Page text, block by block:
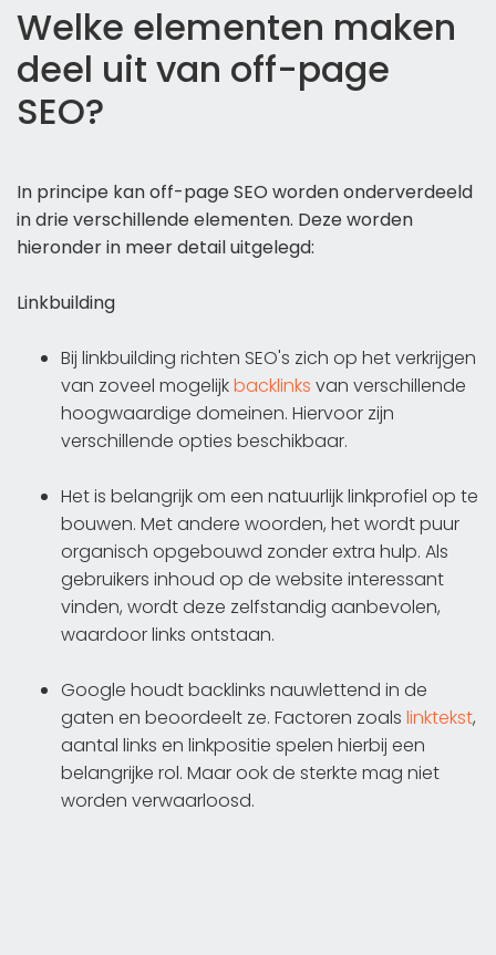
Welke elementen maken
deel uit van off-page
SEO?
In principe kan off-page SEO worden onderverdeeld
in drie verschillende elementen. Deze worden
hieronder in meer detail uitgelegd:
Linkbuilding
Bij linkbuilding richten SEO's zich op het verkrijgen
van zoveel mogelijkbacklinks van verschillende
hoogwaardige domeinen. Hiervoor zijn
verschillende opties beschikbaar.
Het is belangrijk om een natuurlijk linkprofiel op te
bouwen. Met andere woorden, het wordt puur
organisch opgebouwd zonder extra hulp. Als
gebruikers inhoud op de website interessant
vinden, wordt deze zelfstandig aanbevolen,
waardoor links ontstaan.
Google houdt backlinks nauwlettend in de
gaten en beoordeelt ze. Factoren zoals linktekst,
aantal links en linkpositie spelen hierbij een
belangrijke rol. Maar ook de sterkte mag niet
worden verwaarloosd.